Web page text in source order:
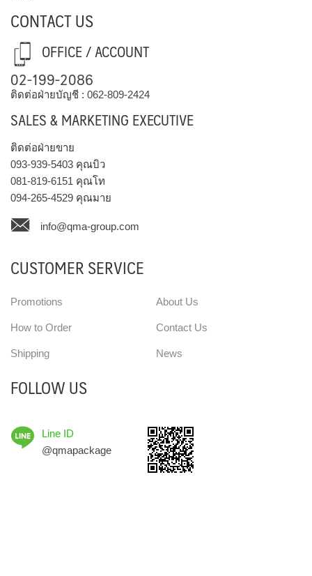
CONTACT US
OFFICE / ACCOUNT
02-199-2086
ติดต่อฝ่ายบัญชี : 062-809-2424
SALES & MARKETING EXECUTIVE
ติดต่อฝ่ายขาย
093-939-5403 คุณบิว
081-819-6151 คุณโท
094-265-4529 คุณมาย
info@qma-group.com
CUSTOMER SERVICE
Promotions
How to Order
Shipping
About Us
Contact Us
News
FOLLOW US
Line ID
@qmapackage